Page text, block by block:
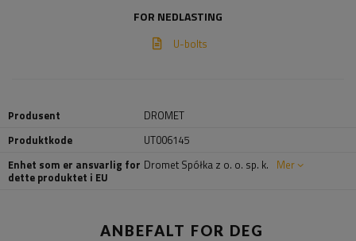
FOR NEDLASTING
U-bolts
Produsent
DROMET
Produktkode
UT006145
Enhet som er ansvarlig for
dette produktet i EU
Dromet Spółka z o. o. sp. k. Mer
ANBEFALT FOR DEG